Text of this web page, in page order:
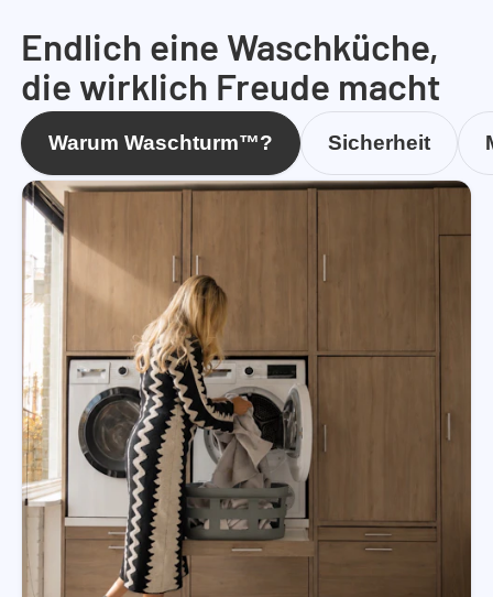
Endlich eine Waschküche,
die wirklich Freude macht
Warum Waschturm™? Sicherheit